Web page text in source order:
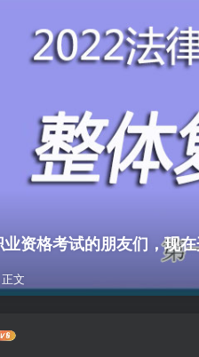
资格考试的朋友们，现
正文